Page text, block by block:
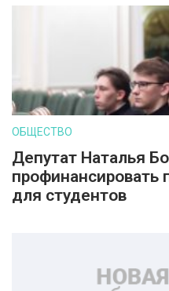
ОБЩЕСТВО
Депутат Наталья
профинансировать
для студентов